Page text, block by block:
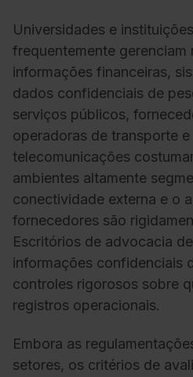
Universidades e
frequentemente gerenciam
informações financeiras,
dados confidenciais de
serviços públicos,
operadoras de transporte
telecomunicações
ambientes altamente
conectividade externa e o
fornecedores são
Escritórios de advocacia
informações confidenciais
controles rigorosos sobre
registros operacionais.
Embora as
setores, os critérios de